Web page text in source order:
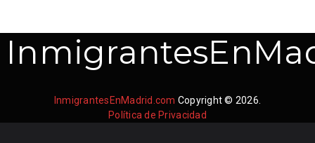
InmigrantesEnMadrid.com Copyright © 2026.
Política de Privacidad